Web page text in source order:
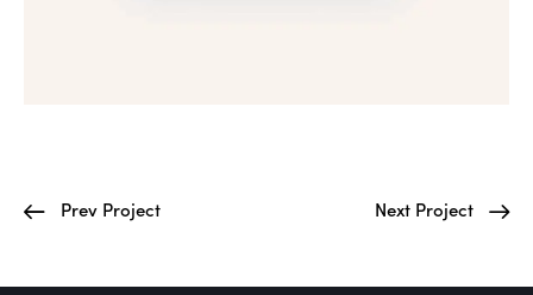
Prev Project Next Project